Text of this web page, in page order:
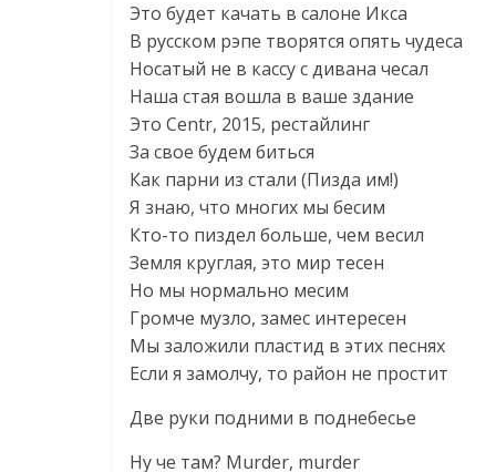
Это будет качать в салоне Икса
В русском рэпе творятся опять чудеса
Носатый не в кассу с дивана чесал
Наша стая вошла в ваше здание
Это Centr, 2015, рестайлинг
За свое будем биться
Как парни из стали (Пизда им!)
Я знаю, что многих мы бесим
Кто-то пиздел больше, чем весил
Земля круглая, это мир тесен
Но мы нормально месим
Громче музло, замес интересен
Мы заложили пластид в этих песнях
Если я замолчу, то район не простит
Две руки подними в поднебесье
Ну че там? Murder, murder